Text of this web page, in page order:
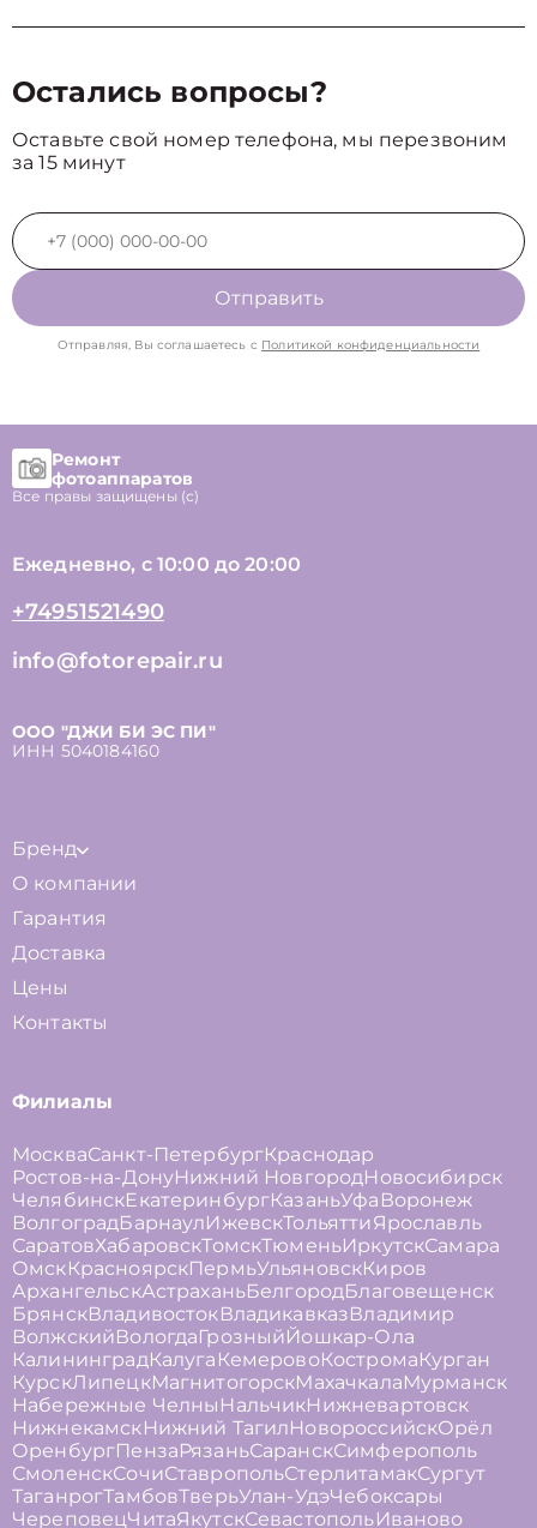
Остались вопросы?
Оставьте свой номер телефона, мы перезвоним
за 15 минут
Отправить
Отправляя, Вы соглашаетесь с Политикой конфиденциальности
Ремонт
фотоаппаратов
Все правы защищены (с)
Ежедневно, с 10:00 до 20:00
+74951521490
info@fotorepair.ru
ООО "ДЖИ БИ ЭС ПИ"
ИНН 5040184160
Бренд
О компании
Гарантия
Доставка
Цены
Контакты
Филиалы
МоскваСанкт-ПетербургКраснодар
Ростов-на-ДонуНижний НовгородНовосибирск
ЧелябинскЕкатеринбургКазаньУфа Воронеж
ВолгоградБарнаулИжевскТольяттиЯрославль
СаратовХабаровскТомскТюменьИркутскСамара
ОмскКрасноярскПермьУльяновскКиров
АрхангельскАстраханьБелгородБлаговещенск
БрянскВладивостокВладикавказВладимир
ВолжскийВологдаГрозныйЙошкар-Ола
КалининградКалуга КемеровоКостромаКурган
КурскЛипецкМагнитогорскМахачкалаМурманск
Набережные Челны НальчикНижневартовск
НижнекамскНижний ТагилНовороссийскОрёл
ОренбургПензаРязаньСаранскСимферополь
СмоленскСочиСтавропольСтерлитамакСургут
ТаганрогТамбовТверьУлан-УдэЧебоксары
ЧереповецЧитаЯкутскСевастопольИваново